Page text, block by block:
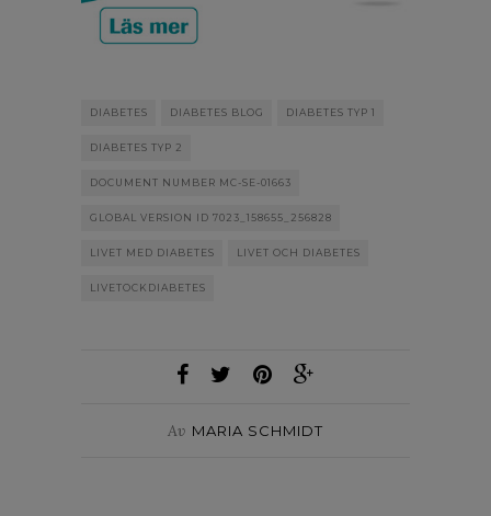
DIABETES DIABETES BLOG DIABETES TYP 1
DIABETES TYP 2
DOCUMENT NUMBER MC-SE-01663
GLOBAL VERSION ID 7023_158655_256828
LIVET MED DIABETES LIVET OCH DIABETES
LIVETOCKDIABETES
Av MARIA SCHMIDT